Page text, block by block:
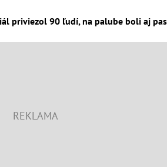
priviezol 90 ľudí, na palube boli aj